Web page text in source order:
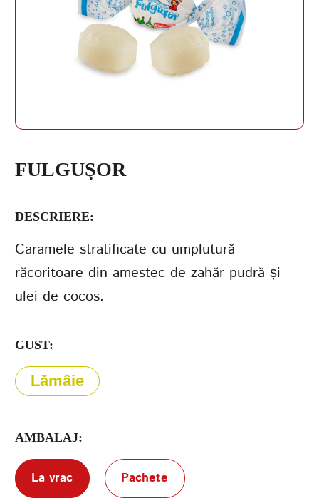
FULGUŞOR
DESCRIERE:
Caramele stratificate cu umplutură
răcoritoare din amestec de zahăr pudră și
ulei de cocos.
GUST:
Lămâie
AMBALAJ:
La vrac Pachete
CREAȚI UN CONT
furnizare a serviciilor